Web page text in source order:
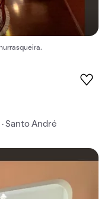
Santo André